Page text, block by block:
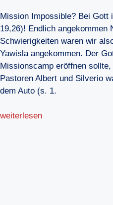
Mission Impossible? Bei Gott
19,26)! Endlich angekommen
Schwierigkeiten waren wir
Yawisla angekommen. Der
Missionscamp eröffnen
Pastoren Albert und Silverio
dem Auto (s. 1.
weiterlesen